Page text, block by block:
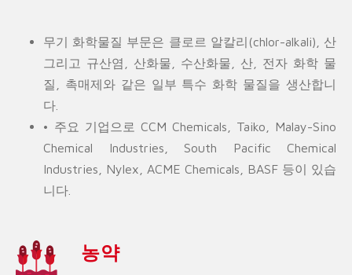
무기 화학물질 부문은 클로르 알칼리(chlor-alkali), 산
그리고 규산염, 산화물, 수산화물, 산, 전자 화학 물
질, 촉매제와 같은 일부 특수 화학 물질을 생산합니
다.
• 주요 기업으로 CCM Chemicals, Taiko, Malay-Sino
Chemical Industries, South Pacific Chemical
Industries, Nylex, ACME Chemicals, BASF 등이 있습
니다.
농약